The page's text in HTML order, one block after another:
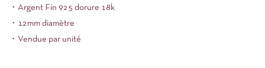
・Argent Fin 925 dorure 18k
・12mm diamètre
・Vendue par unité